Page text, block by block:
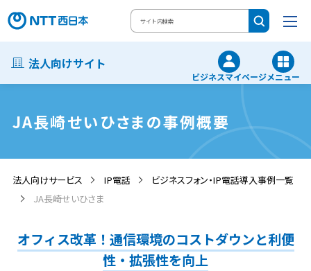
法人向けサイト
ビジネスマイページメニュー
JA長崎せいひさまの事例概要
法人向けサービス IP電話
ビジネスフォン・IP電話導入事例一覧
JA長崎せいひさま
オフィス改革！通信環境のコストダウンと利便
性・拡張性を向上